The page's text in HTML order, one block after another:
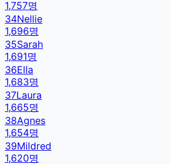
1,757명
34Nellie
1,696명
35Sarah
1,691명
36Ella
1,683명
37Laura
1,665명
38Agnes
1,654명
39Mildred
1,620명